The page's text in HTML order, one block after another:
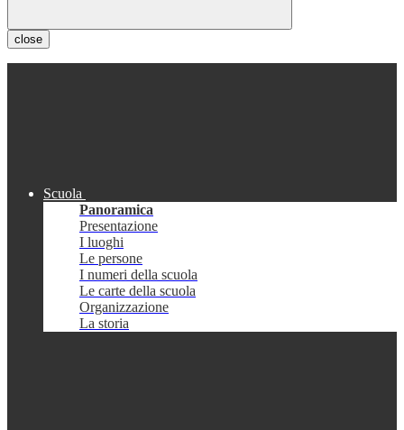
close
Scuola
Panoramica
Presentazione
I luoghi
Le persone
I numeri della scuola
Le carte della scuola
Organizzazione
La storia